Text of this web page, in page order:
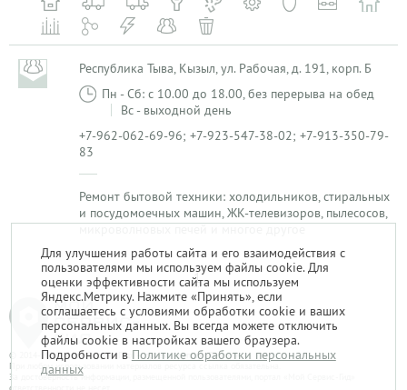
Республика Тыва, Кызыл, ул. Рабочая, д. 191, корп. Б
Пн - Сб: с 10.00 до 18.00, без перерыва на обед
Вс - выходной день
+7-962-062-69-96; +7-923-547-38-02; +7-913-350-79-
83
Ремонт бытовой техники: холодильников, стиральных
и посудомоечных машин, ЖК-телевизоров, пылесосов,
микроволновых печей и многое другое
1
© 2014-2026. «Мой Сервис-Гид» – проект группы «Текарт».
При любом использовании материалов ресурса ссылка обязательна.
За достоверность информации, размещенной пользователями, портал «Мой Сервис-Гид»
Для улучшения работы сайта и его взаимодействия с
пользователями мы используем файлы cookie. Для
оценки эффективности сайта мы используем
Яндекс.Метрику. Нажмите «Принять», если
соглашаетесь с условиями обработки cookie и ваших
персональных данных. Вы всегда можете отключить
файлы cookie в настройках вашего браузера.
Подробности в Политике обработки персональных
данных